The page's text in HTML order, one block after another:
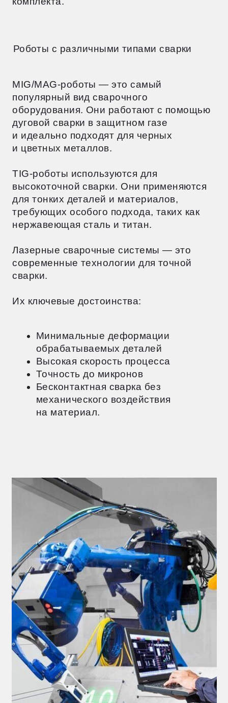
Выбор сварочного робота начинается
с анализа производства. Важно изучить
специфику вашего предприятия и его
потребности. Определите, какие
сварочные операции необходимы,
с какими материалами вы будете
работать и какого размера будут детали.
Особое внимание уделите
производственным объемам и графику.
Оцените, сколько сварных соединений
нужно делать ежедневно или
ежемесячно, и учтите перспективы роста.
КАК ВЫБРАТЬ
РОБОТА ДЛЯ СКЛАДА
решение, влияющее на эффективность
и прибыль предприятия. Чтобы сделать
правильный выбор, нужно учесть
производственные потребности
и финансовые возможности. включающие
GPS, инерциальные датчики и камеры,
точно определяют положение робота.